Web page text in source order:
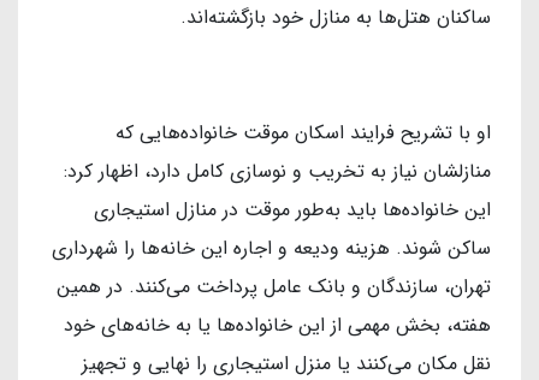
ساکنان هتل‌ها به منازل خود بازگشته‌اند.
او با تشریح فرایند اسکان موقت خانواده‌هایی که
منازلشان نیاز به تخریب و نوسازی کامل دارد، اظهار کرد:
این خانواده‌ها باید به‌طور موقت در منازل استیجاری
ساکن شوند. هزینه ودیعه و اجاره این خانه‌ها را شهرداری
تهران، سازندگان و بانک عامل پرداخت می‌کنند. در همین
هفته، بخش مهمی از این خانواده‌ها یا به خانه‌های خود
نقل مکان می‌کنند یا منزل استیجاری را نهایی و تجهیز